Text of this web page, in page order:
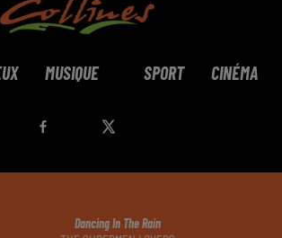
MUSIQUE SPORT CINÉMA
Dancing In The Rain